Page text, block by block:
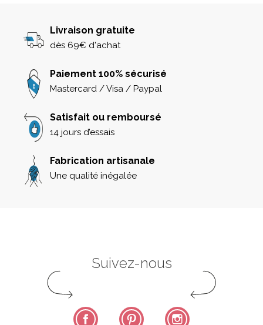
Livraison gratuite
dès 69€ d'achat
Paiement 100% sécurisé
Mastercard / Visa / Paypal
Satisfait ou remboursé
14 jours d’essais
Fabrication artisanale
Une qualité inégalée
Suivez-nous
Facebook Pinterest